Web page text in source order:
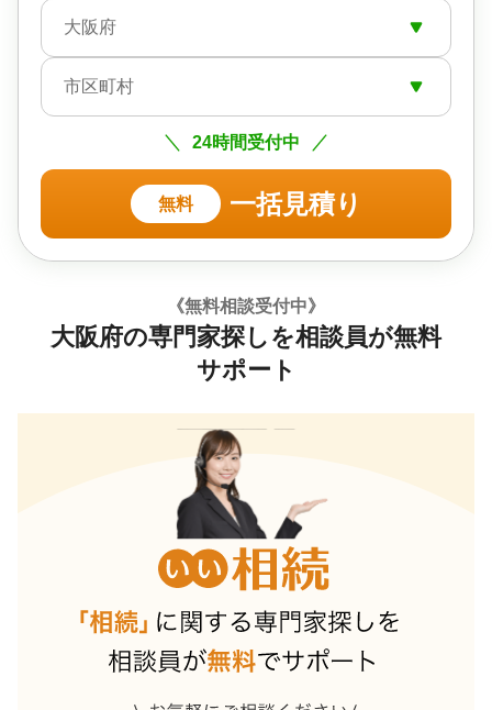
大阪府
市区町村
24時間受付中
無料 一括見積り
《無料相談受付中》
大阪府の専門家探しを相談員が無料
サポート